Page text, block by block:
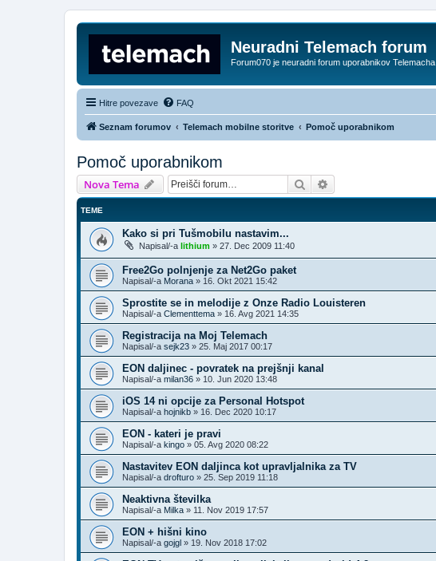
Neuradni Telemach forum
Forum070 je neuradni forum uporabnikov Telemacha
Hitre povezave FAQ
Seznam forumov Telemach mobilne storitve Pomoč uporabnikom
Pomoč uporabnikom
Nova Tema Iskanje
TEME
Kako si pri Tušmobilu nastavim...
Napisal/-a lithium » 27. Dec 2009 11:40
Free2Go polnjenje za Net2Go paket
Napisal/-a Morana » 16. Okt 2021 15:42
Sprostite se in melodije z Onze Radio Louisteren
Napisal/-a Clementtema » 16. Avg 2021 14:35
Registracija na Moj Telemach
Napisal/-a sejk23 » 25. Maj 2017 00:17
EON daljinec - povratek na prejšnji kanal
Napisal/-a milan36 » 10. Jun 2020 13:48
iOS 14 ni opcije za Personal Hotspot
Napisal/-a hojnikb » 16. Dec 2020 10:17
EON - kateri je pravi
Napisal/-a kingo » 05. Avg 2020 08:22
Nastavitev EON daljinca kot upravljalnika za TV
Napisal/-a drofturo » 25. Sep 2019 11:18
Neaktivna številka
Napisal/-a Milka » 11. Nov 2019 17:57
EON + hišni kino
Napisal/-a gojgl » 19. Nov 2018 17:02